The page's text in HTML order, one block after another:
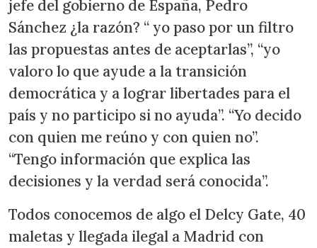
jefe del gobierno de España, Pedro
Sánchez ¿la razón? “ yo paso por un filtro
las propuestas antes de aceptarlas”, “yo
valoro lo que ayude a la transición
democrática y a lograr libertades para el
país y no participo si no ayuda”. “Yo decido
con quien me reúno y con quien no”.
“Tengo información que explica las
decisiones y la verdad será conocida”.
Todos conocemos de algo el Delcy Gate, 40
maletas y llegada ilegal a Madrid con